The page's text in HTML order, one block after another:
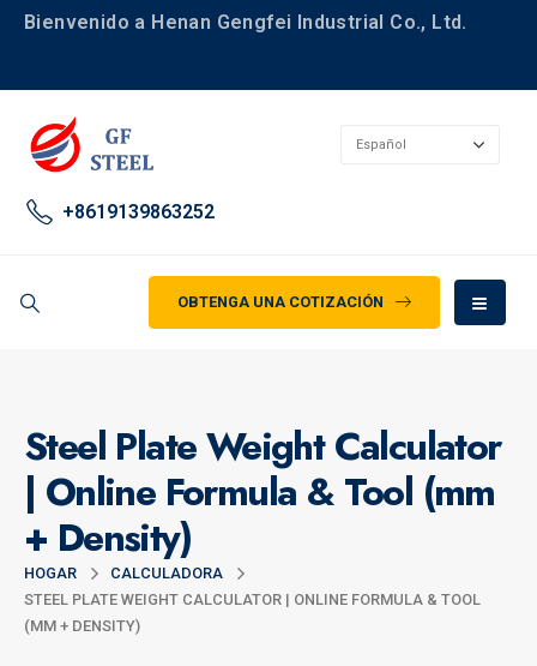
Bienvenido a Henan Gengfei Industrial Co., Ltd.
+8619139863252
OBTENGA UNA COTIZACIÓN
Steel Plate Weight Calculator
| Online Formula & Tool (mm
+ Density)
HOGAR
CALCULADORA
STEEL PLATE WEIGHT CALCULATOR | ONLINE FORMULA & TOOL
(MM + DENSITY)